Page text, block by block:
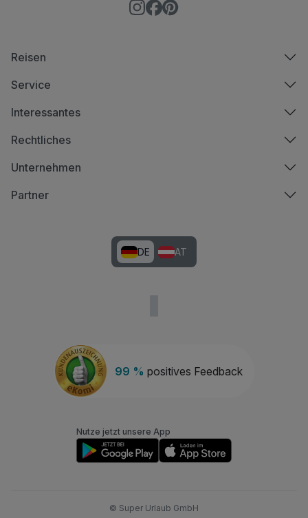
99 % positives Feedback
Reisen
Service
Interessantes
Rechtliches
Unternehmen
Partner
DE AT
Nutze jetzt unsere App
© Super Urlaub GmbH